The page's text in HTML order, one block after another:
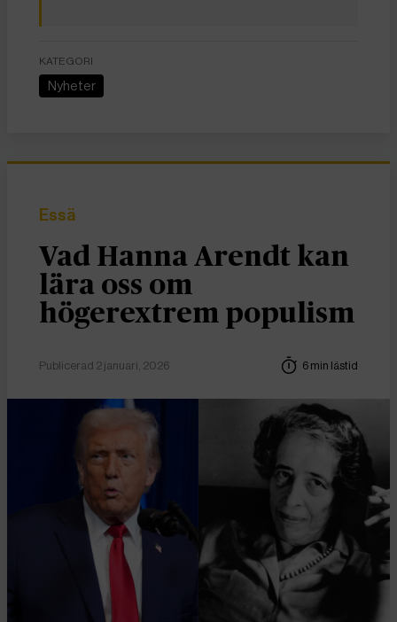
KATEGORI
Nyheter
Essä
Vad Hanna Arendt kan
lära oss om
högerextrem populism
Publicerad 2 januari, 2026 6 min lästid